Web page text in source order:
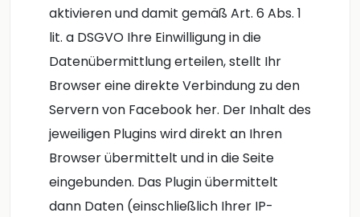
aktivieren und damit gemäß Art. 6 Abs. 1
lit. a DSGVO Ihre Einwilligung in die
Datenübermittlung erteilen, stellt Ihr
Browser eine direkte Verbindung zu den
Servern von Facebook her. Der Inhalt des
jeweiligen Plugins wird direkt an Ihren
Browser übermittelt und in die Seite
eingebunden. Das Plugin übermittelt
dann Daten (einschließlich Ihrer IP-